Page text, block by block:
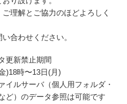
理解とご協力のほどよろしく
合わせください。
更新禁止期間
)18時〜13日(月)
イルサーバ（個人用フォルダ・
ど）のデータ参照は可能です